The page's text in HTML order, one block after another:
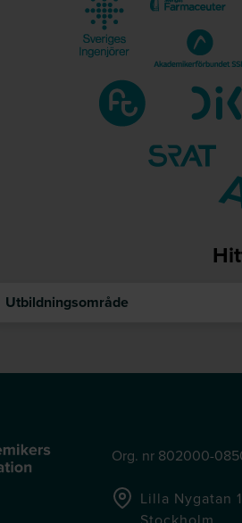
Utbildningsområde
Org. nr 802000-
Lilla Nygatan